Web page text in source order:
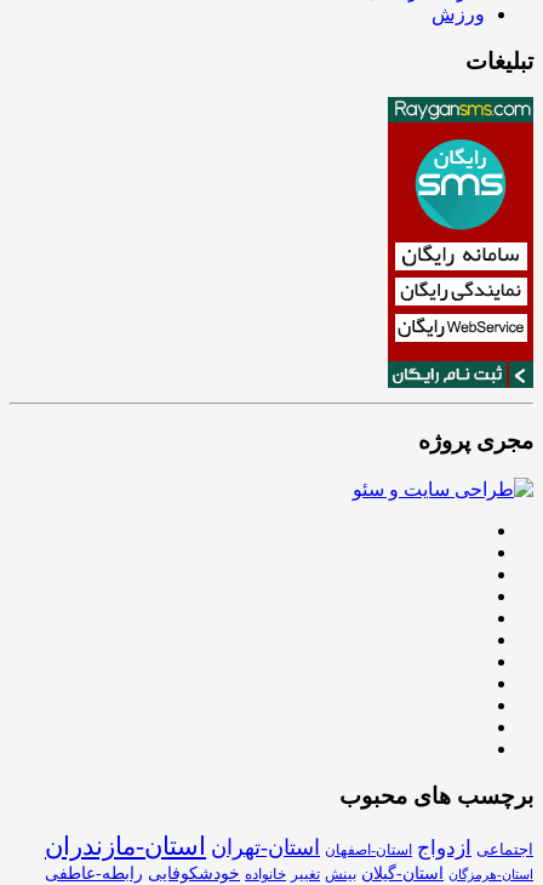
ورزش
تبلیغات
مجری پروژه
برچسب های محبوب
اجتماعی ازدواج استان-اصفهان استان-تهران استان-مازندران
استان-هرمزگان استان-گیلان بینش تغییر خانواده خودشکوفایی رابطه-عاطفی